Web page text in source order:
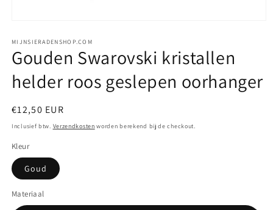
openen
in
modaal
MIJNSIERADENSHOP.COM
Gouden Swarovski kristallen
helder roos geslepen oorhanger
Normale
prijs
€12,50 EUR
Inclusief btw. Verzendkosten worden berekend bij de checkout.
Kleur
Goud
Materiaal